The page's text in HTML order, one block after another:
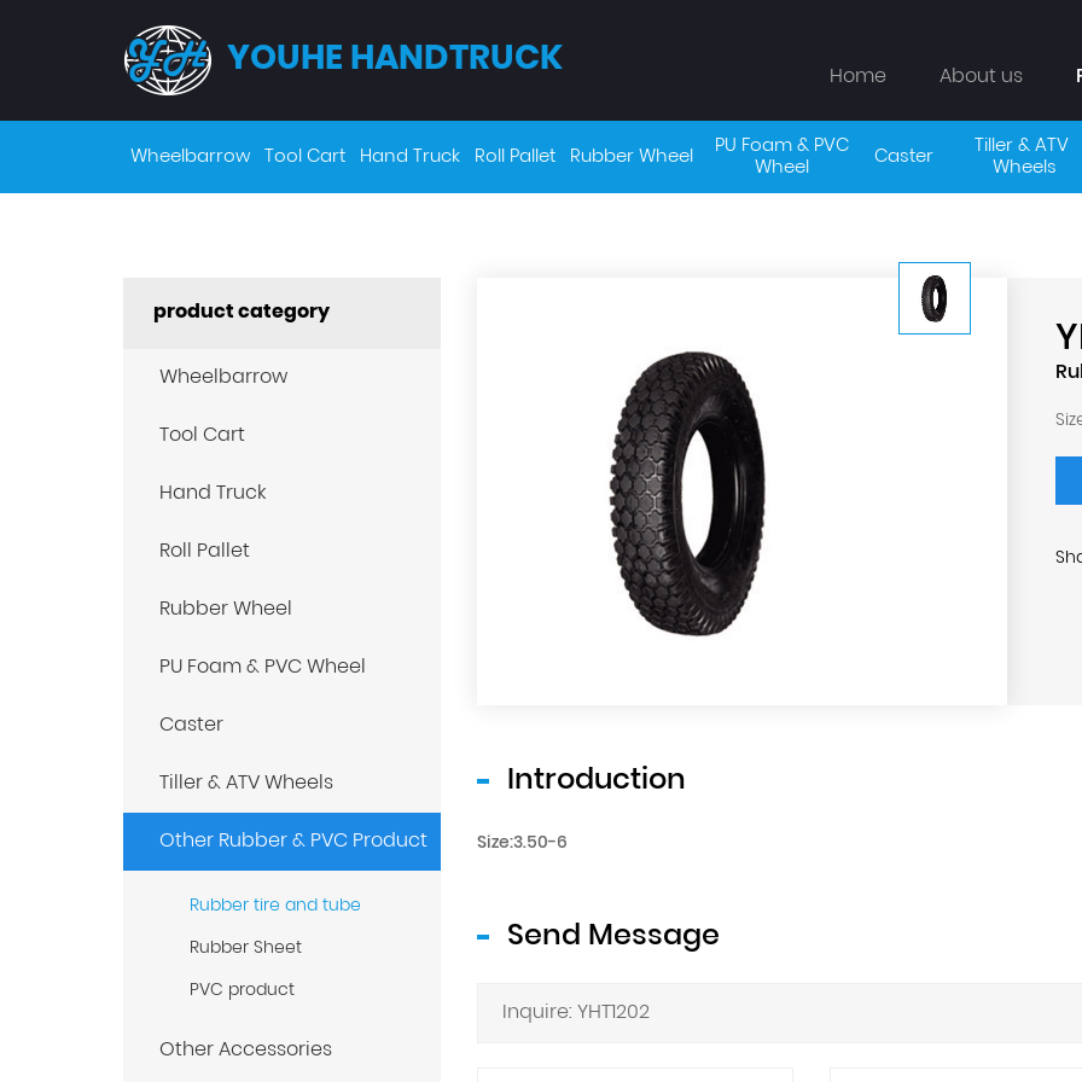
YOUHE HANDTRUCK Home About us
Wheelbarrow Tool Cart Hand Truck Roll Pallet Rubber Wheel PU Foam & PVC
Wheel Caster Tiller & ATV
Wheels
product category
Wheelbarrow
Tool Cart
Hand Truck
Roll Pallet
Rubber Wheel
PU Foam & PVC Wheel
Caster
Tiller & ATV Wheels
Other Rubber & PVC Product
Rubber tire and tube
Rubber Sheet
PVC product
Other Accessories
Introduction
Size:3.50-6
Send Message